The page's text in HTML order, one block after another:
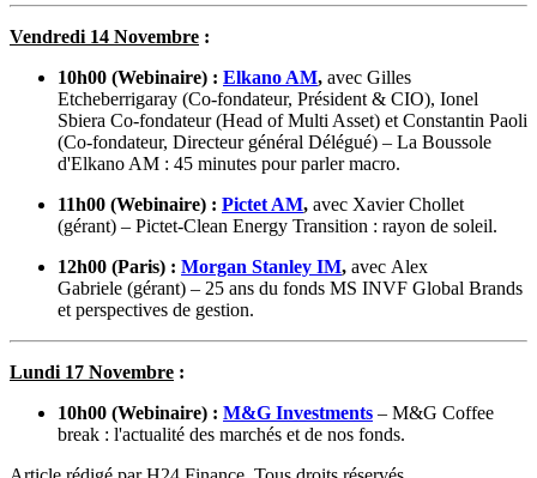
Vendredi 14 Novembre :
10h00 (Webinaire) : Elkano AM, avec Gilles
Etcheberrigaray (Co-fondateur, Président & CIO), Ionel
Sbiera Co-fondateur (Head of Multi Asset) et Constantin Paoli
(Co-fondateur, Directeur général Délégué) – La Boussole
d'Elkano AM : 45 minutes pour parler macro.
11h00 (Webinaire) : Pictet AM, avec Xavier Chollet
(gérant) – Pictet-Clean Energy Transition : rayon de soleil.
12h00 (Paris) : Morgan Stanley IM, avec Alex
Gabriele (gérant) – 25 ans du fonds MS INVF Global Brands
et perspectives de gestion.
Lundi 17 Novembre :
10h00 (Webinaire) : M&G Investments – M&G Coffee
break : l'actualité des marchés et de nos fonds.